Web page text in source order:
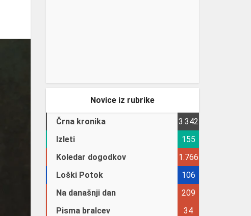
Novice iz rubrike
Črna kronika
3.342
Izleti
155
Koledar dogodkov
1.766
Loški Potok
106
Na današnji dan
209
Pisma bralcev
34